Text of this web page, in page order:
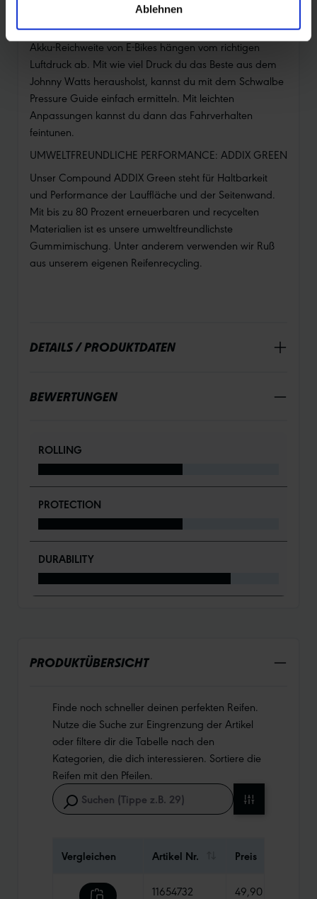
Ablehnen
DER RICHTIGE LUFTDRUCK
Reifen-Performance, Rollwiderstand und damit auch die
Akku-Reichweite von E-Bikes hängen vom richtigen
Luftdruck ab. Mit wie viel Druck du das Beste aus dem
Johnny Watts herausholst, kannst du mit dem Schwalbe
Pressure Guide einfach ermitteln. Mit leichten
Anpassungen kannst du dann das Fahrverhalten
feintunen.
UMWELTFREUNDLICHE PERFORMANCE: ADDIX GREEN
Unser Compound ADDIX Green steht für Haltbarkeit
und Performance der Lauffläche und der Seitenwand.
Mit bis zu 80 Prozent erneuerbaren und recycelten
Materialien ist es unsere umweltfreundlichste
Gummimischung. Unter anderem verwenden wir Ruß
aus unserem eigenen Reifenrecycling.
DETAILS / PRODUKTDATEN
BEWERTUNGEN
ROLLING
PROTECTION
DURABILITY
PRODUKTÜBERSICHT
Finde noch schneller deinen perfekten Reifen.
Nutze die Suche zur Eingrenzung der Artikel
oder filtere dir die Tabelle nach den
Kategorien, die dich interessieren. Sortiere die
Reifen mit den Pfeilen.
Vergleichen Artikel Nr. Preis
11654732 49,90 €